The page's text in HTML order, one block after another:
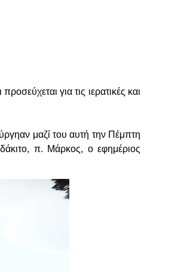
για τις ιερατικές και
μαζί του αυτή την Πέμπτη
π. Μάρκος, ο εφημέριος